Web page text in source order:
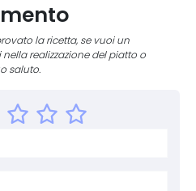
la ricetta, se vuoi un
realizzazione del piatto o
saluto.